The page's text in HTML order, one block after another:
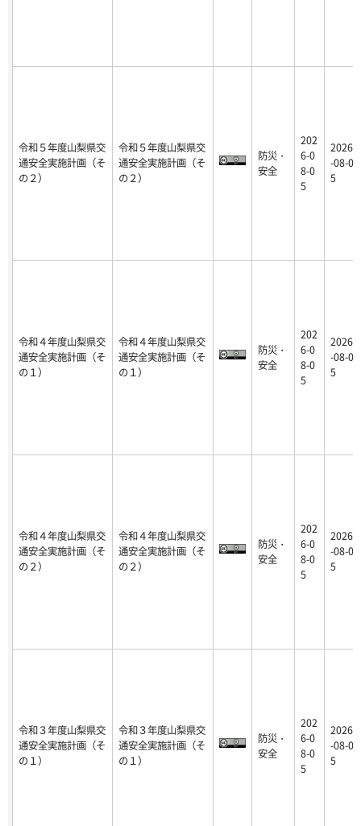
令和５年度山梨県交
通安全実施計画（そ
の２）
令和５年度山梨県交
通安全実施計画（そ
の２）
防災・
安全
202
6-0
8-0
5
2026
-08-0
5
令和４年度山梨県交
通安全実施計画（そ
の１）
令和４年度山梨県交
通安全実施計画（そ
の１）
防災・
安全
202
6-0
8-0
5
2026
-08-0
5
令和４年度山梨県交
通安全実施計画（そ
の２）
令和４年度山梨県交
通安全実施計画（そ
の２）
防災・
安全
202
6-0
8-0
5
2026
-08-0
5
令和３年度山梨県交
通安全実施計画（そ
の１）
令和３年度山梨県交
通安全実施計画（そ
の１）
防災・
安全
202
6-0
8-0
5
2026
-08-0
5